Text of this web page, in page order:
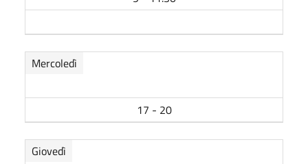
Mercoledì
17 - 20
Giovedì